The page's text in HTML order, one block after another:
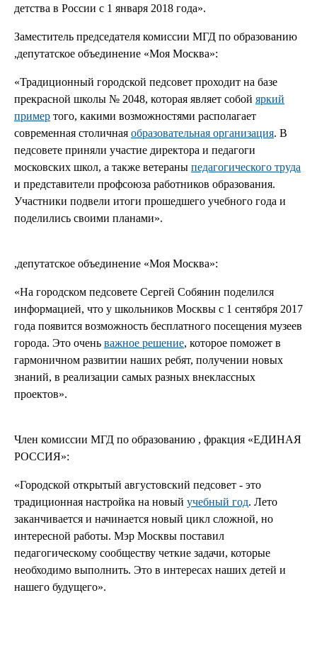
детства в России с 1 января 2018 года».
Заместитель председателя комиссии МГД по образованию
,депутатское объединение «Моя Москва»:
«Традиционный городской педсовет проходит на базе
прекрасной школы № 2048, которая являет собой яркий
пример того, какими возможностями располагает
современная столичная образовательная организация. В
педсовете приняли участие директора и педагоги
московских школ, а также ветераны педагогического труда
и представители профсоюза работников образования.
Участники подвели итоги прошедшего учебного года и
поделились своими планами».
,депутатское объединение «Моя Москва»:
«На городском педсовете Сергей Собянин поделился
информацией, что у школьников Москвы с 1 сентября 2017
года появится возможность бесплатного посещения музеев
города. Это очень важное решение, которое поможет в
гармоничном развитии наших ребят, получении новых
знаний, в реализации самых разных внеклассных
проектов».
Член комиссии МГД по образованию , фракция «ЕДИНАЯ
РОССИЯ»:
«Городской открытый августовский педсовет - это
традиционная настройка на новый учебный год. Лето
заканчивается и начинается новый цикл сложной, но
интересной работы. Мэр Москвы поставил
педагогическому сообществу четкие задачи, которые
необходимо выполнить. Это в интересах наших детей и
нашего будущего».